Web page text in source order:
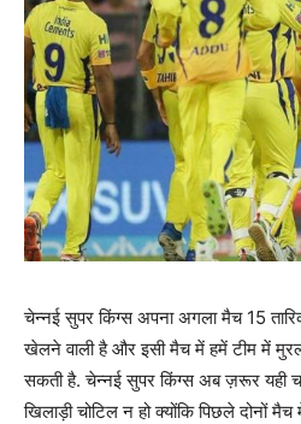
चेन्नई सुपर किंग्स अपना अगला मैच 15
खेलने वाली है और इसी मैच में हमें टीम में
सकती है. चेन्नई सुपर किंग्स अब ज़रूर यही
खिलाड़ी चोटिल न हो क्योंकि पिछले दोनों